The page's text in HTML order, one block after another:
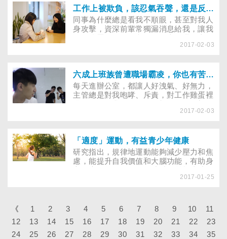
工作上被欺負，該忍氣吞聲，還是反擊？
同事為什麼總是看我不順眼，甚至對我人
身攻擊，資深前輩常獨漏消息給我，讓我
現自己可能被霸凌，該怎麼面對處理呢？
2017-02-03
六成上班族曾遭職場霸凌，你也有苦難言嗎
每天進辦公室，都讓人好洩氣、好無力，
主管總是對我咆哮、斥責，對工作雞蛋裡
又加；同事們自掃門前雪，不敢幫忙就算
2017-02-03
「適度」運動，有益青少年健康
研究指出，規律地運動能夠減少壓力和焦
慮，能提升自我價值和大腦功能，有助身
身心健康，然而，超過和太少對身體似乎
20日網路《兒童疾病檔案》期刊。他們發
果。這個數字高於歐洲、美國和世界衛生
組織給青少年的建議：每週運動7小時。
2017-01-25
《 1 2 3 4 5 6 7 8 9 10
11
12
13 14 15 16 17 18 19 20 21 22
23
24
25 26 27 28 29 30 31 32 33 34
35